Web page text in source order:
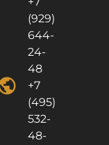
(929)
644-
24-
48
+7
(495)
532-
48-